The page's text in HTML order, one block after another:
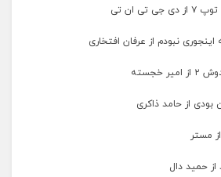
ان تی
نبودم از عرفان افتخاری
خجسته
بودی از حامد ذاکری
مستر
از حمید دال